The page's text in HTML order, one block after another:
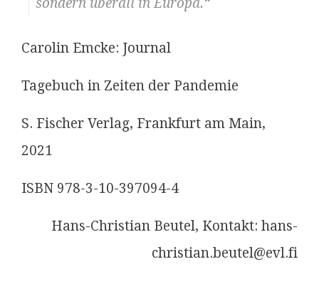
Carolin Emcke: Journal
Tagebuch in Zeiten der Pandemie
S. Fischer Verlag, Frankfurt am Main,
2021
ISBN 978-3-10-397094-4
Hans-Christian Beutel, Kontakt: hans-
christian.beutel@evl.fi